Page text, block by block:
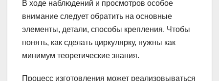
В ходе наблюдений и просмотров особое
внимание следует обратить на основные
элементы, детали, способы крепления. Чтобы
понять, как сделать циркулярку, нужны как
минимум теоретические знания.
Процесс изготовления может реализовываться